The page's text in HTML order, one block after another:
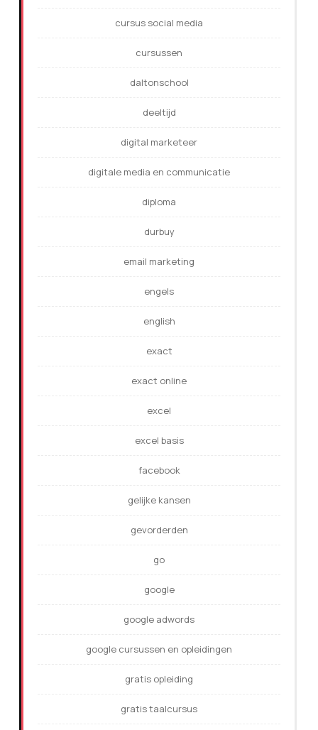
cursus social media
cursussen
daltonschool
deeltijd
digital marketeer
digitale media en communicatie
diploma
durbuy
email marketing
engels
english
exact
exact online
excel
excel basis
facebook
gelijke kansen
gevorderden
go
google
google adwords
google cursussen en opleidingen
gratis opleiding
gratis taalcursus